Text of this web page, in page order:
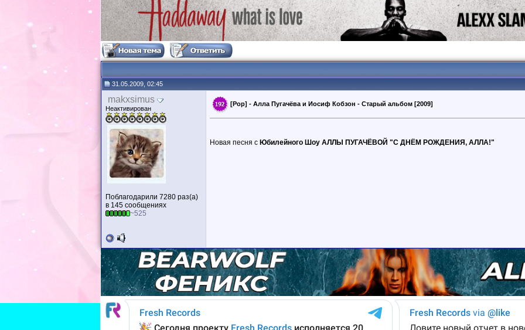
31.05.2009, 02:45
makxsimus
Неактивирован
Поблагодарили 7280 раз(а)
в 145 сообщениях
~525
[Pop] - Алла Пугачёва и Иосиф Кобзон - Старый альбом [2009]
Новая песня с Юбилейного Шоу АЛЛЫ ПУГАЧЁВОЙ "С ДНЁМ РОЖДЕНИЯ, АЛЛА!"